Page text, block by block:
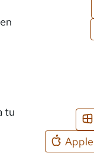
tu
Apple